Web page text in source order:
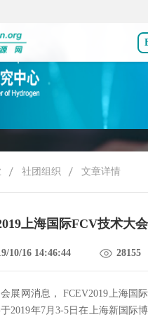
社团组织 文章详情
上海国际FCV技术大会
10/16 14:46:44 28155
展网消息， FCEV2019上海国
2019年7月3-5日在上海新国际